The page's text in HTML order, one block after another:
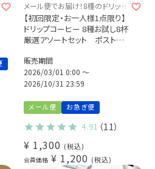
メール便でお届け！8種のドリップ
コーヒーをお試し♪
【初回限定・お一人様1点限り】
ドリップコーヒー 8種お試し8杯
厳選アソートセット ポストに
販売期間
2026/03/01 0:00〜
2026/10/31 23:59
メール便 お急ぎ便
4.91 （11）
¥ 1,300 税込
会員価格 ¥ 1,200 税込